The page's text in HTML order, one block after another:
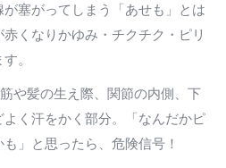
塞がってしまう「あせも」とは
くなりかゆみ・チクチク・ピリ
。
や髪の生え際、関節の内側、下
く汗をかく部分。「なんだかピ
」と思ったら、危険信号！